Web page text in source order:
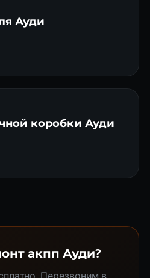
Ауди
коробки Ауди
акпп Ауди?